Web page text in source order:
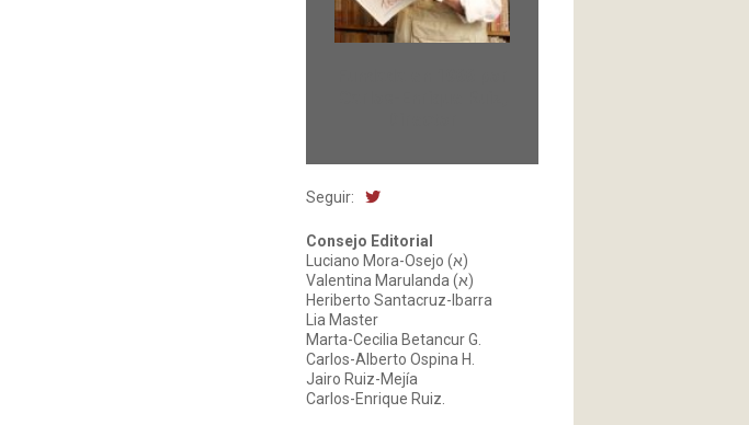
Seguir:
Consejo Editorial
Luciano Mora-Osejo (א)
Valentina Marulanda (א)
Heriberto Santacruz-Ibarra
Lia Master
Marta-Cecilia Betancur G.
Carlos-Alberto Ospina H.
Jairo Ruiz-Mejía
Carlos-Enrique Ruiz.